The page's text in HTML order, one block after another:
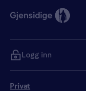
Privat
Logg inn